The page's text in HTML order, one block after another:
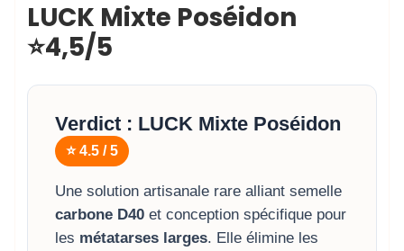
LUCK Mixte Poséidon
⭐4,5/5
Verdict : LUCK Mixte Poséidon
⭐ 4.5 / 5
Une solution artisanale rare alliant semelle
carbone D40 et conception spécifique pour
les métatarses larges. Elle élimine les